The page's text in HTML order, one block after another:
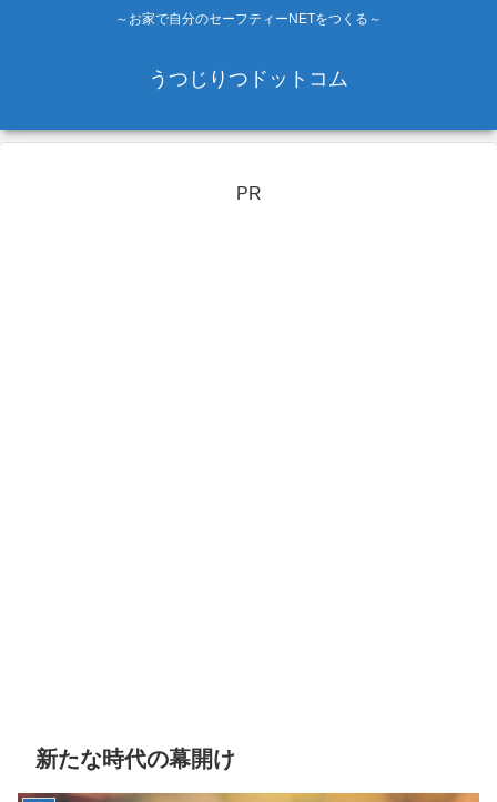
～お家で自分のセーフティーNETをつくる～
うつじりつドットコム
PR
新たな時代の幕開け